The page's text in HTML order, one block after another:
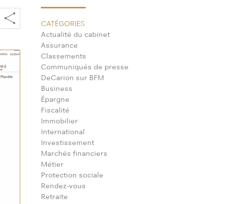
CATÉGORIES
Actualité du cabinet
Assurance
Classements
Communiqués de presse
DeCarion sur BFM
Business
Épargne
Fiscalité
Immobilier
International
Investissement
Marchés financiers
Métier
Protection sociale
Rendez-vous
Retraite